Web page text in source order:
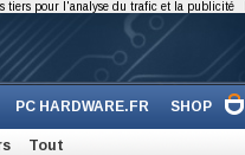
PC HARDWARE.FR SHOP
Tout
tiers pour l'analyse du trafic et la publicité